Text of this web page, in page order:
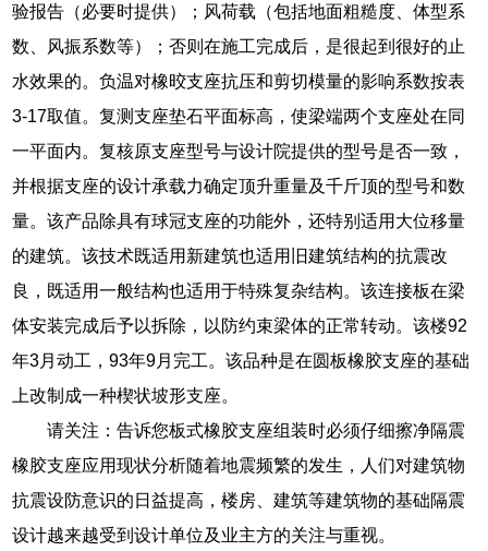
验报告（必要时提供）；风荷载（包括地面粗糙度、体型系
数、风振系数等）；否则在施工完成后，是很起到很好的止
水效果的。负温对橡晈支座抗压和剪切模量的影响系数按表
3-17取值。复测支座垫石平面标高，使梁端两个支座处在同
一平面内。复核原支座型号与设计院提供的型号是否一致，
并根据支座的设计承载力确定顶升重量及千斤顶的型号和数
量。该产品除具有球冠支座的功能外，还特别适用大位移量
的建筑。该技术既适用新建筑也适用旧建筑结构的抗震改
良，既适用一般结构也适用于特殊复杂结构。该连接板在梁
体安装完成后予以拆除，以防约束梁体的正常转动。该楼92
年3月动工，93年9月完工。该品种是在圆板橡胶支座的基础
上改制成一种楔状坡形支座。
请关注：告诉您板式橡胶支座组装时必须仔细擦净隔震
橡胶支座应用现状分析随着地震频繁的发生，人们对建筑物
抗震设防意识的日益提高，楼房、建筑等建筑物的基础隔震
设计越来越受到设计单位及业主方的关注与重视。